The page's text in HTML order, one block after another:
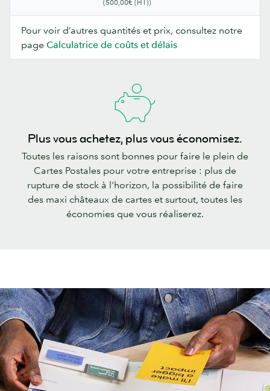
(500,00€ (HT))
Pour voir d’autres quantités et prix, consultez notre
page Calculatrice de coûts et délais
Plus vous achetez, plus vous économisez.
Toutes les raisons sont bonnes pour faire le plein de
Cartes Postales pour votre entreprise : plus de
rupture de stock à l'horizon, la possibilité de faire
des maxi châteaux de cartes et surtout, toutes les
économies que vous réaliserez.